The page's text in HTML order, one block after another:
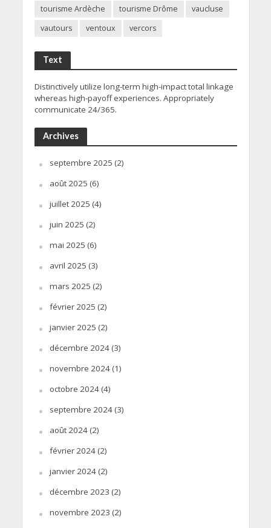
tourisme Ardèche
tourisme Drôme
vaucluse
vautours
ventoux vercors
Text
Distinctively utilize long-term high-impact total linkage
whereas high-payoff experiences. Appropriately
communicate 24/365.
Archives
septembre 2025 (2)
août 2025 (6)
juillet 2025 (4)
juin 2025 (2)
mai 2025 (6)
avril 2025 (3)
mars 2025 (2)
février 2025 (2)
janvier 2025 (2)
décembre 2024(3)
novembre 2024(1)
octobre 2024(4)
septembre 2024(3)
août 2024(2)
février 2024(2)
janvier 2024(2)
décembre 2023 (2)
novembre 2023 (2)